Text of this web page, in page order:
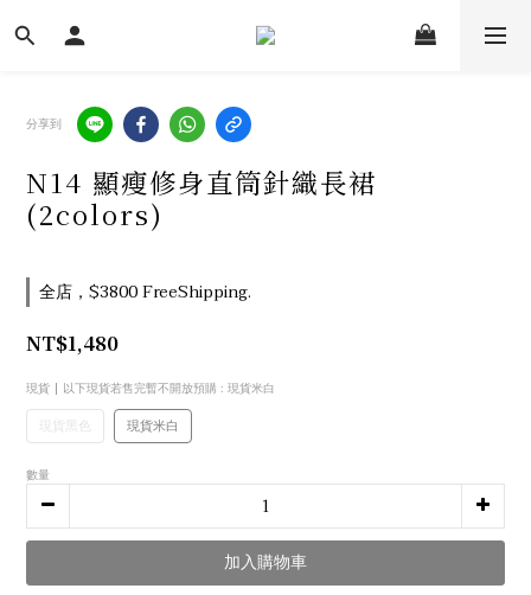
分享到
N14 顯瘦修身直筒針織長裙
(2colors)
全店，$3800 FreeShipping.
NT$1,480
現貨 | 以下現貨若售完暫不開放預購 : 現貨米白
現貨黑色 現貨米白
數量
加入購物車